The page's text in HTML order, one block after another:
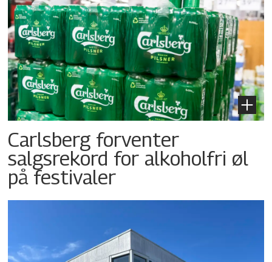
Carlsberg forventer
salgsrekord for alkoholfri øl
på festivaler